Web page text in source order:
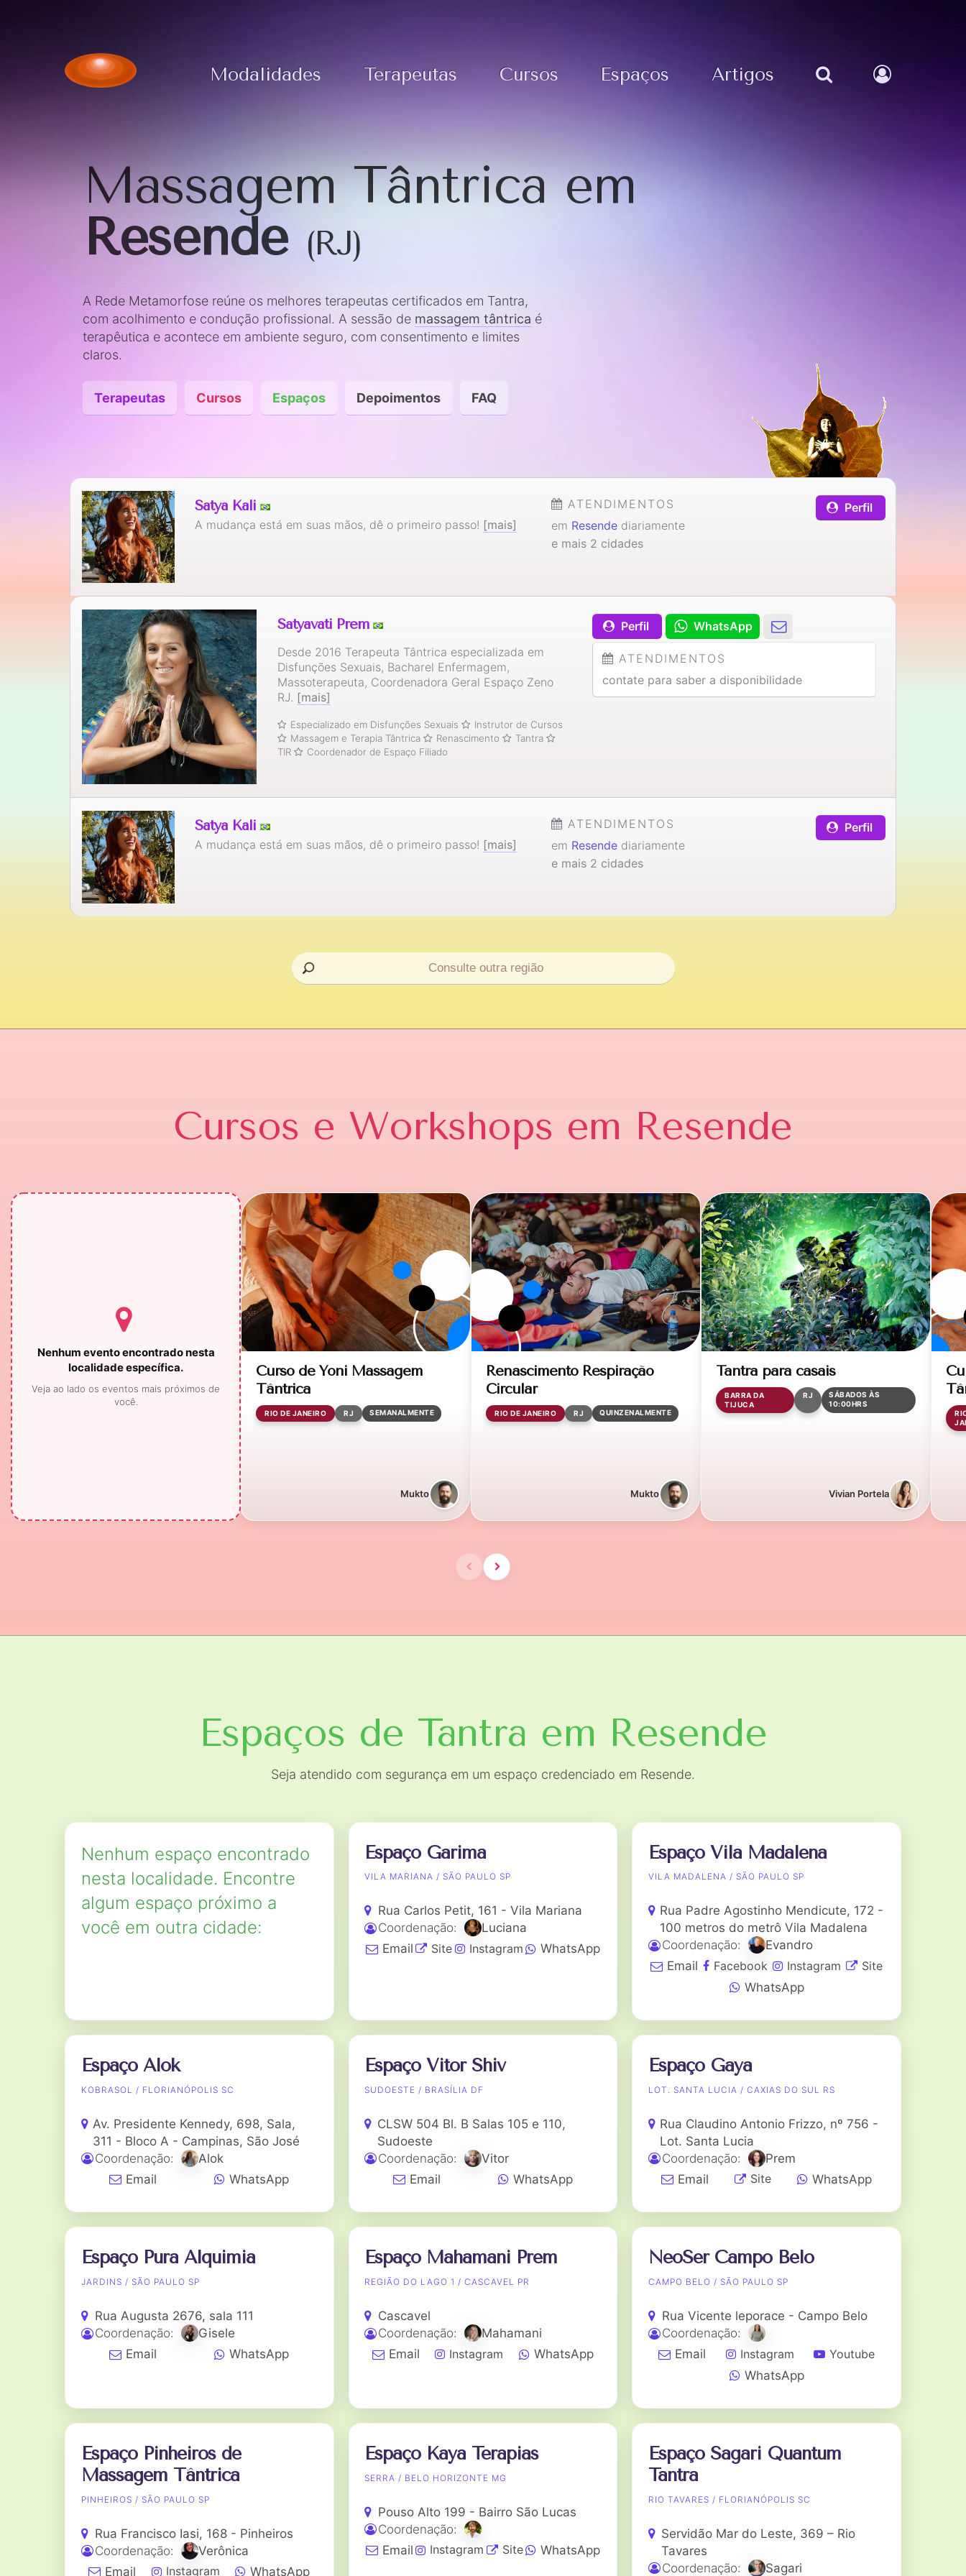
Modalidades Terapeutas Cursos Espaços Artigos
Massagem Tântrica em
Resende (RJ)
A Rede Metamorfose reúne os melhores terapeutas certificados em Tantra,
com acolhimento e condução profissional. A sessão de massagem tântrica é
terapêutica e acontece em ambiente seguro, com consentimento e limites
claros.
Terapeutas Cursos Espaços Depoimentos FAQ
Satya Kali
A mudança está em suas mãos, dê o primeiro passo! [mais]
Perfil
ATENDIMENTOS
em Resendediariamente
e mais 2 cidades
Satyavati Prem
Desde 2016 Terapeuta Tântrica especializada em
Disfunções Sexuais, Bacharel Enfermagem,
Massoterapeuta, Coordenadora Geral Espaço Zeno
RJ. [mais]
Especializado em Disfunções Sexuais
Instrutor de Cursos
Massagem e Terapia Tântrica
Renascimento
Tantra
TIR
Coordenador de Espaço Filiado
Perfil WhatsApp
ATENDIMENTOS
contate para saber a disponibilidade
Satya Kali
A mudança está em suas mãos, dê o primeiro passo! [mais]
Perfil
ATENDIMENTOS
em Resendediariamente
e mais 2 cidades
Cursos e Workshops em Resende
Nenhum evento encontrado nesta
localidade específica.
Veja ao lado os eventos mais próximos de
você.
Curso de Yoni Massagem
Tântrica
RIO DE JANEIRO RJ SEMANALMENTE
Mukto
Renascimento Respiração
Circular
RIO DE JANEIRO RJ QUINZENALMENTE
Mukto
Tantra para casais
BARRA DA
TIJUCA
RJ
SÁBADOS ÀS
10:00HRS
Vivian Portela
Espaços de Tantra em Resende
Seja atendido com segurança em um espaço credenciado em Resende.
Nenhum espaço encontrado
nesta localidade. Encontre
algum espaço próximo a
você em outra cidade:
Espaço Garima
VILA MARIANA / SÃO PAULO SP
Rua Carlos Petit, 161 - Vila Mariana
Coordenação:
Luciana
Email
Site Instagram WhatsApp
Espaço Vila Madalena
VILA MADALENA / SÃO PAULO SP
Rua Padre Agostinho Mendicute, 172 -
100 metros do metrô Vila Madalena
Coordenação:
Evandro
Email
Facebook Instagram
Site
WhatsApp
Espaço Alok
KOBRASOL / FLORIANÓPOLIS SC
Av. Presidente Kennedy, 698, Sala,
311 - Bloco A - Campinas, São José
Coordenação:
Alok
Email
WhatsApp
Espaço Vitor Shiv
SUDOESTE / BRASÍLIA DF
CLSW 504 Bl. B Salas 105 e 110,
Sudoeste
Coordenação:
Vitor
Email
WhatsApp
Espaço Gaya
LOT. SANTA LUCIA / CAXIAS DO SUL RS
Rua Claudino Antonio Frizzo, nº 756 -
Lot. Santa Lucia
Coordenação:
Prem
Email
Site WhatsApp
Espaço Pura Alquimia
JARDINS / SÃO PAULO SP
Rua Augusta 2676, sala 111
Coordenação:
Gisele
Email
WhatsApp
Espaço Mahamani Prem
REGIÃO DO LAGO 1 / CASCAVEL PR
Cascavel
Coordenação:
Mahamani
Email
Instagram WhatsApp
NeoSer Campo Belo
CAMPO BELO / SÃO PAULO SP
Rua Vicente leporace - Campo Belo
Coordenação:
Email
Instagram
Youtube
WhatsApp
Espaço Pinheiros de
Massagem Tântrica
PINHEIROS / SÃO PAULO SP
Rua Francisco Iasi, 168 - Pinheiros
Coordenação:
Verônica
Email
Instagram WhatsApp
Espaço Kaya Terapias
SERRA / BELO HORIZONTE MG
Pouso Alto 199 - Bairro São Lucas
Coordenação:
Email
Instagram Site WhatsApp
Espaço Sagari Quantum
Tantra
RIO TAVARES / FLORIANÓPOLIS SC
Servidão Mar do Leste, 369 – Rio
Tavares
Coordenação:
Sagari